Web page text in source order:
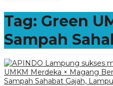
Tag: Green
Sampah